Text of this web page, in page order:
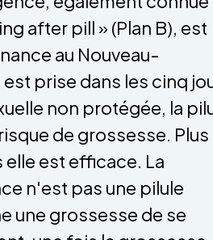
after pill » (Plan B), est
au Nouveau-
prise dans les cinq
non protégée, la
de grossesse. Plus
est efficace. La
n'est pas une pilule
une grossesse de se